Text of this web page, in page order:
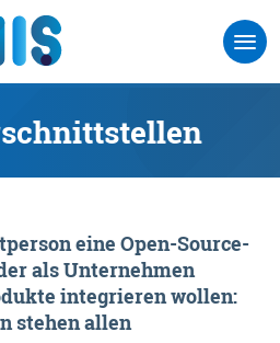
eine Open-Source-
als Unternehmen
integrieren wollen:
stehen allen